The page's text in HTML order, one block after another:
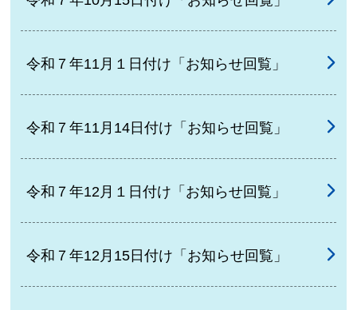
令和７年11月１日付け「お知らせ回覧」
令和７年11月14日付け「お知らせ回覧」
令和７年12月１日付け「お知らせ回覧」
令和７年12月15日付け「お知らせ回覧」